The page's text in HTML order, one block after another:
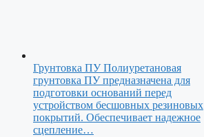
Грунтовка ПУ Полиуретановая
грунтовка ПУ предназначена для
подготовки оснований перед
устройством бесшовных резиновых
покрытий. Обеспечивает надежное
сцепление…